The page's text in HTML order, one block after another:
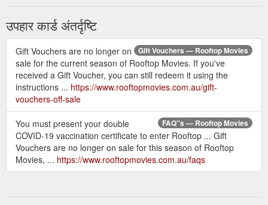
उपहार कार्ड अंतर्दृष्टि
Gift Vouchers — Rooftop Movies
Gift Vouchers are no longer on
sale for the current season of Rooftop Movies. If you've
received a Gift Voucher, you can still redeem it using the
instructions ... https://www.rooftopmovies.com.au/gift-
vouchers-off-sale
FAQ''s — Rooftop Movies
You must present your double
COVID-19 vaccination certificate to enter Rooftop ... Gift
Vouchers are no longer on sale for this season of Rooftop
Movies, ... https://www.rooftopmovies.com.au/faqs